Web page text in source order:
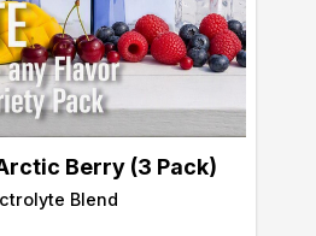
Berry (3 Pack)
Blend